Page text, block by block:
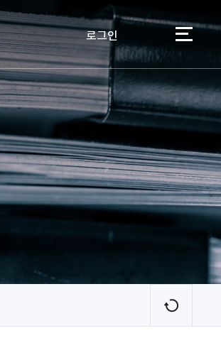
로그인 이용자
새
로